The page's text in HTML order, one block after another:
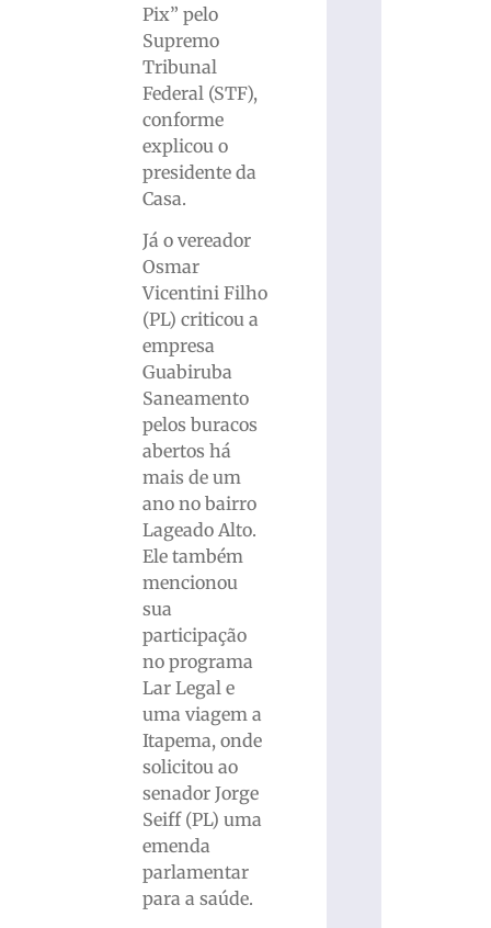
Pix” pelo
Supremo
Tribunal
Federal (STF),
conforme
explicou o
presidente da
Casa.
Já o vereador
Osmar
Vicentini Filho
(PL) criticou a
empresa
Guabiruba
Saneamento
pelos buracos
abertos há
mais de um
ano no bairro
Lageado Alto.
Ele também
mencionou
sua
participação
no programa
Lar Legal e
uma viagem a
Itapema, onde
solicitou ao
senador Jorge
Seiff (PL) uma
emenda
parlamentar
para a saúde.